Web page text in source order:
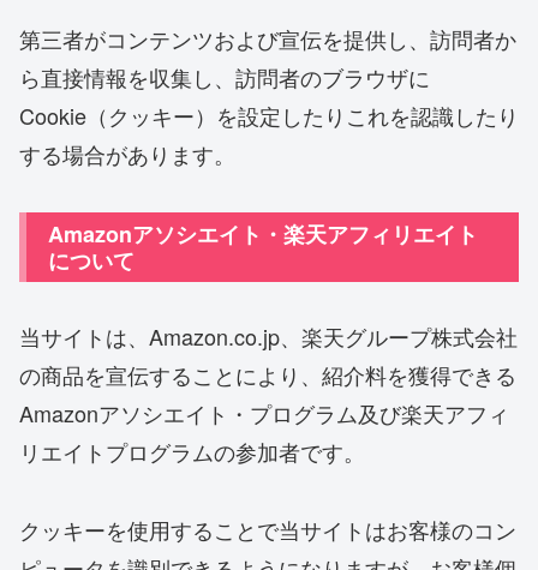
第三者がコンテンツおよび宣伝を提供し、訪問者か
ら直接情報を収集し、訪問者のブラウザに
Cookie（クッキー）を設定したりこれを認識したり
する場合があります。
Amazonアソシエイト・楽天アフィリエイト
について
当サイトは、Amazon.co.jp、楽天グループ株式会社
の商品を宣伝することにより、紹介料を獲得できる
Amazonアソシエイト・プログラム及び楽天アフィ
リエイトプログラムの参加者です。
クッキーを使用することで当サイトはお客様のコン